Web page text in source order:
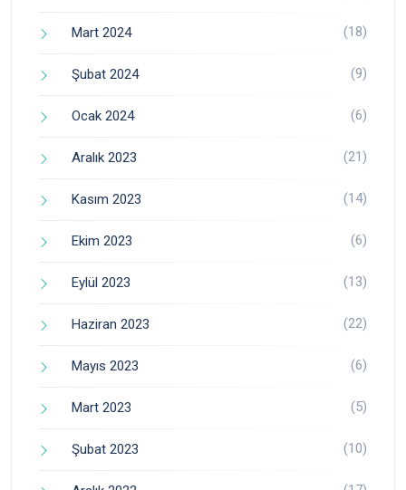
Mart 2024 (18)
Şubat 2024 (9)
Ocak 2024 (6)
Aralık 2023 (21)
Kasım 2023 (14)
Ekim 2023 (6)
Eylül 2023 (13)
Haziran 2023 (22)
Mayıs 2023 (6)
Mart 2023 (5)
Şubat 2023 (10)